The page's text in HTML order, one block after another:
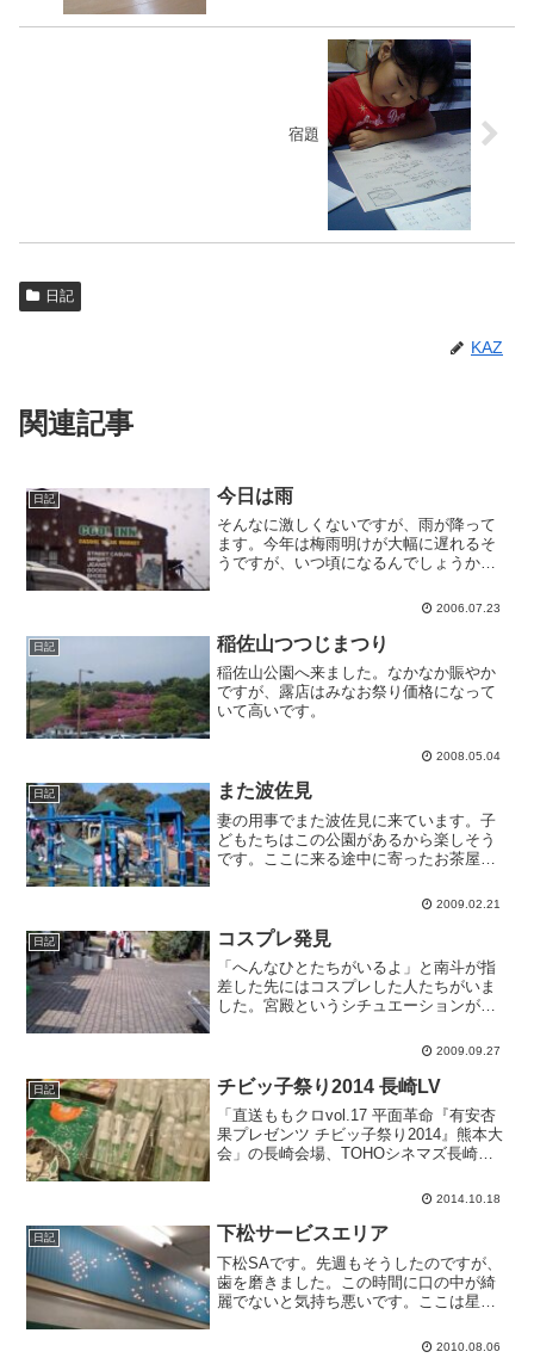
宿題
日記
KAZ
関連記事
日記 今日は雨
そんなに激しくないですが、雨が降って
ます。今年は梅雨明けが大幅に遅れるそ
うですが、いつ頃になるんでしょうか。
こんな天気だし昨日の疲れもあるし給料
た。南斗が寝ちゃったので...
2006.07.23
日記 稲佐山つつじまつり
稲佐山公園へ来ました。なかなか賑やか
ですが、露店はみなお祭り価格になって
いて高いです。
2008.05.04
日記 また波佐見
妻の用事でまた波佐見に来ています。子
どもたちはこの公園があるから楽しそう
です。ここに来る途中に寄ったお茶屋さ
た。とても可愛くてただいまグラグラ
中。おとなしくてかわいくて、飼うなら
ああいう子を育てたいなあ。...
2009.02.21
日記 コスプレ発見
「へんなひとたちがいるよ」と南斗が指
差した先にはコスプレした人たちがいま
した。宮殿というシチュエーションがコ
2009.09.27
日記 チビッ子祭り2014 長崎LV
「直送ももクロvol.17 平面革命『有安杏
果プレゼンツ チビッ子祭り2014』熊本大
会」の長崎会場、TOHOシネマズ長崎で
てくれるのですが、毎回微妙に売れ残っ
た。そ...
2014.10.18
日記 下松サービスエリア
下松SAです。先週もそうしたのですが、
歯を磨きました。この時間に口の中が綺
麗でないと気持ち悪いです。ここは星降
でほとんど星は見えません。関門橋から
2010.08.06